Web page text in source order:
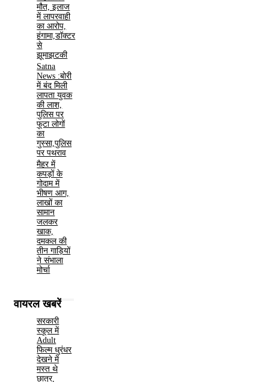
मौत, इलाज
में लापरवाही
का आरोप,
हंगामा,डॉक्टर
से
झूमाझटकी
Satna
News :बोरी
में बंद मिली
लापता युवक
की लाश,
पुलिस पर
फूटा लोगों
का
गुस्सा,पुलिस
पर पथराव
मैहर में
कपड़ों के
गोदाम में
भीषण आग,
लाखों का
सामान
जलकर
खाक,
दमकल की
तीन गाड़ियों
ने संभाला
मोर्चा
वायरल खबरें
सरकारी
स्कूल में
Adult
फिल्म धुरंधर
देखने में
मस्त थे
छात्र,